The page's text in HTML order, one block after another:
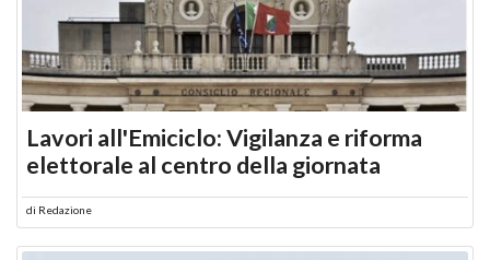
Lavori all'Emiciclo: Vigilanza e riforma
elettorale al centro della giornata
di Redazione